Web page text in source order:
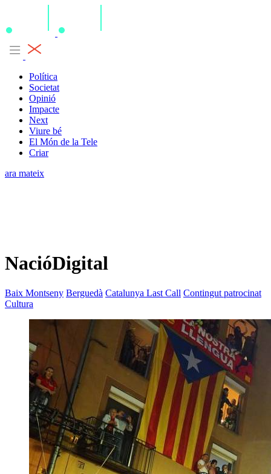
Política
Societat
Opinió
Impacte
Next
Viure bé
El Món de la Tele
Criar
ara mateix
NacióDigital
Baix Montseny Berguedà Catalunya Last Call Contingut patrocinat
Cultura